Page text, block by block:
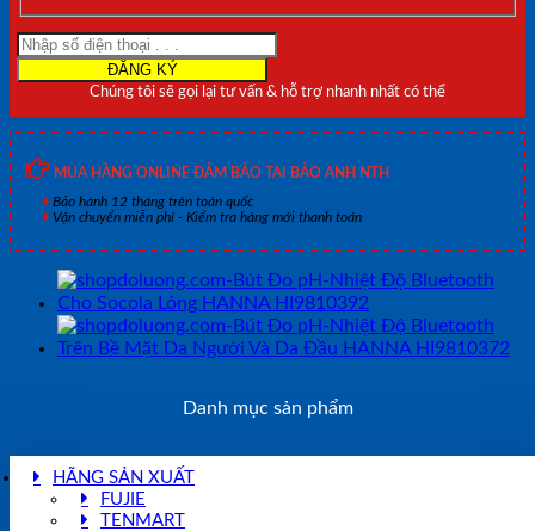
Chúng tôi sẽ gọi lại tư vấn & hỗ trợ nhanh nhất có thể
MUA HÀNG ONLINE ĐẢM BẢO TẠI BẢO ANH NTH
Bảo hành 12 tháng trên toàn quốc
Vận chuyển miễn phí - Kiểm tra hàng mới thanh toán
Danh mục sản phẩm
HÃNG SẢN XUẤT
FUJIE
TENMART